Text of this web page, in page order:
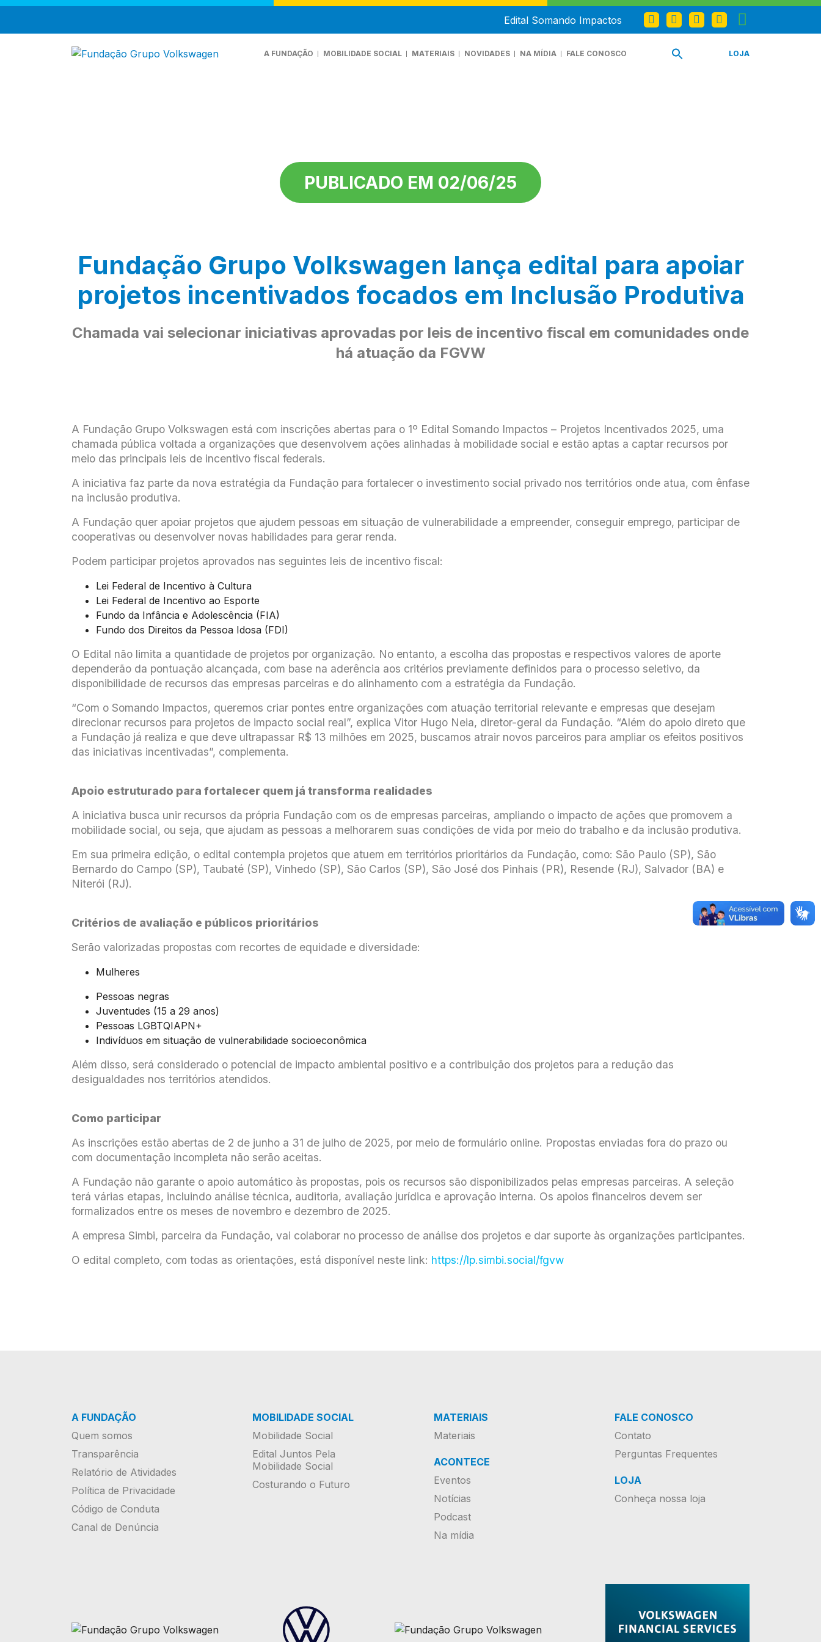
Edital Somando Impactos
A FUNDAÇÃO MOBILIDADE SOCIAL MATERIAIS NOVIDADES NA MÍDIA FALE CONOSCO LOJA
PUBLICADO EM 02/06/25
Fundação Grupo Volkswagen lança edital para apoiar
projetos incentivados focados em Inclusão Produtiva
Chamada vai selecionar iniciativas aprovadas por leis de incentivo fiscal em comunidades onde
há atuação da FGVW
A Fundação Grupo Volkswagen está com inscrições abertas para o 1º Edital Somando Impactos – Projetos Incentivados 2025, uma
chamada pública voltada a organizações que desenvolvem ações alinhadas à mobilidade social e estão aptas a captar recursos por
meio das principais leis de incentivo fiscal federais.
A iniciativa faz parte da nova estratégia da Fundação para fortalecer o investimento social privado nos territórios onde atua, com ênfase
na inclusão produtiva.
A Fundação quer apoiar projetos que ajudem pessoas em situação de vulnerabilidade a empreender, conseguir emprego, participar de
cooperativas ou desenvolver novas habilidades para gerar renda.
Podem participar projetos aprovados nas seguintes leis de incentivo fiscal:
Lei Federal de Incentivo à Cultura
Lei Federal de Incentivo ao Esporte
Fundo da Infância e Adolescência (FIA)
Fundo dos Direitos da Pessoa Idosa (FDI)
O Edital não limita a quantidade de projetos por organização. No entanto, a escolha das propostas e respectivos valores de aporte
dependerão da pontuação alcançada, com base na aderência aos critérios previamente definidos para o processo seletivo, da
disponibilidade de recursos das empresas parceiras e do alinhamento com a estratégia da Fundação.
“Com o Somando Impactos, queremos criar pontes entre organizações com atuação territorial relevante e empresas que desejam
direcionar recursos para projetos de impacto social real”, explica Vitor Hugo Neia, diretor-geral da Fundação. “Além do apoio direto que
a Fundação já realiza e que deve ultrapassar R$ 13 milhões em 2025, buscamos atrair novos parceiros para ampliar os efeitos positivos
das iniciativas incentivadas”, complementa.
Apoio estruturado para fortalecer quem já transforma realidades
A iniciativa busca unir recursos da própria Fundação com os de empresas parceiras, ampliando o impacto de ações que promovem a
mobilidade social, ou seja, que ajudam as pessoas a melhorarem suas condições de vida por meio do trabalho e da inclusão produtiva.
Em sua primeira edição, o edital contempla projetos que atuem em territórios prioritários da Fundação, como: São Paulo (SP), São
Bernardo do Campo (SP), Taubaté (SP), Vinhedo (SP), São Carlos (SP), São José dos Pinhais (PR), Resende (RJ), Salvador (BA) e
Niterói (RJ).
Critérios de avaliação e públicos prioritários
Serão valorizadas propostas com recortes de equidade e diversidade:
Mulheres
Pessoas negras
Juventudes (15 a 29 anos)
Pessoas LGBTQIAPN+
Indivíduos em situação de vulnerabilidade socioeconômica
Além disso, será considerado o potencial de impacto ambiental positivo e a contribuição dos projetos para a redução das
desigualdades nos territórios atendidos.
Como participar
As inscrições estão abertas de 2 de junho a 31 de julho de 2025, por meio de formulário online. Propostas enviadas fora do prazo ou
com documentação incompleta não serão aceitas.
A Fundação não garante o apoio automático às propostas, pois os recursos são disponibilizados pelas empresas parceiras. A seleção
terá várias etapas, incluindo análise técnica, auditoria, avaliação jurídica e aprovação interna. Os apoios financeiros devem ser
formalizados entre os meses de novembro e dezembro de 2025.
A empresa Simbi, parceira da Fundação, vai colaborar no processo de análise dos projetos e dar suporte às organizações participantes.
O edital completo, com todas as orientações, está disponível neste link: https://lp.simbi.social/fgvw
A FUNDAÇÃO
Quem somos
Transparência
Relatório de Atividades
Política de Privacidade
Código de Conduta
Canal de Denúncia
MOBILIDADE SOCIAL
Mobilidade Social
Edital Juntos Pela
Mobilidade Social
Costurando o Futuro
MATERIAIS
Materiais
ACONTECE
Eventos
Notícias
Podcast
Na mídia
FALE CONOSCO
Contato
Perguntas Frequentes
LOJA
Conheça nossa loja